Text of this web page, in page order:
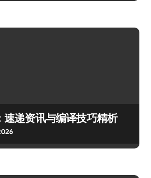
速递资讯与编译技巧精析